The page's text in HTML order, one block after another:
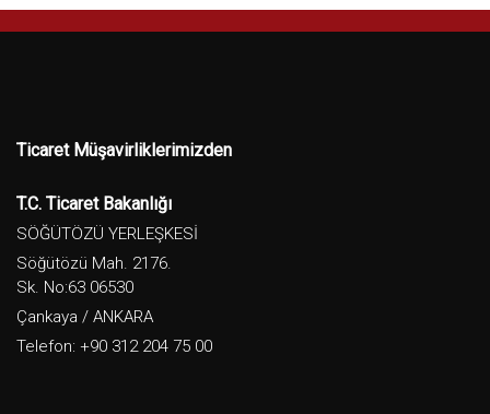
Ticaret Müşavirliklerimizden
T.C. Ticaret Bakanlığı
SÖĞÜTÖZÜ YERLEŞKESİ
Söğütözü Mah. 2176.
Sk. No:63 06530
Çankaya / ANKARA
Telefon: +90 312 204 75 00